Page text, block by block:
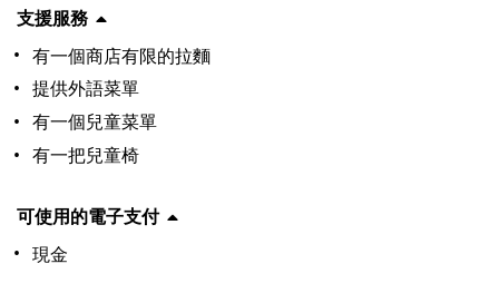
支援服務
有一個商店有限的拉麵
提供外語菜單
有一個兒童菜單
有一把兒童椅
可使用的電子支付
現金